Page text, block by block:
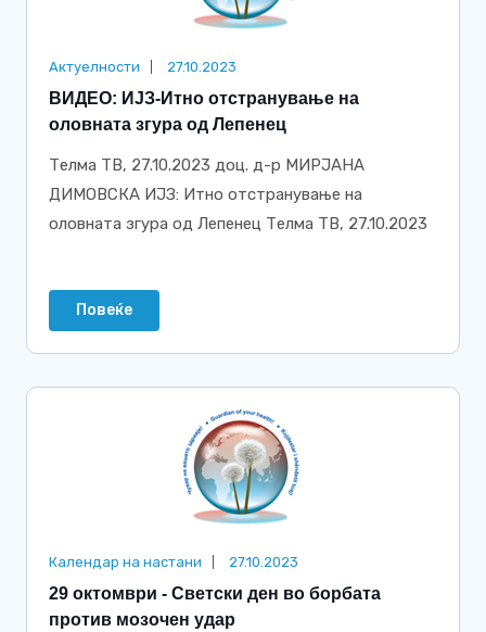
Актуелности 27.10.2023
ВИДЕО: ИЈЗ-Итно отстранување на
оловната згура од Лепенец
Телма ТВ, 27.10.2023 доц. д-р МИРЈАНА
ДИМОВСКА ИЈЗ: Итно отстранување на
оловната згура од Лепенец Телма ТВ, 27.10.2023
Повеќе
Календар на настани 27.10.2023
29 октомври - Светски ден во борбата
против мозочен удар